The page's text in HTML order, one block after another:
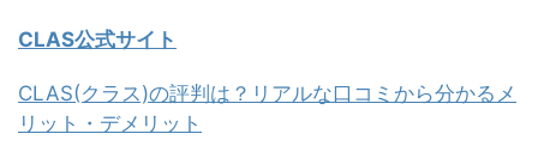
CLAS公式サイト
CLAS(クラス)の評判は？リアルな口コミから分かるメ
リット・デメリット